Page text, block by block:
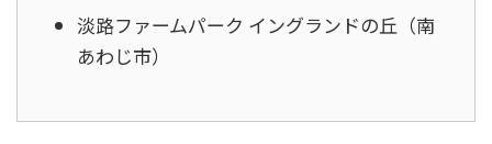
淡路ファームパーク イングランドの丘（南
あわじ市）